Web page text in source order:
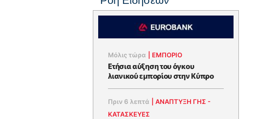
Μόλις τώρα ΕΜΠΟΡΙΟ
Ετήσια αύξηση του όγκου
λιανικού εμπορίου στην Κύπρο
Πριν 6 λεπτά |ΑΝΑΠΤΥΞΗ ΓΗΣ -
ΚΑΤΑΣΚΕΥΕΣ